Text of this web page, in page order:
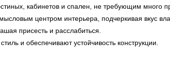
кабинетов и спален, не требующим много
центром интерьера, подчеркивая вкус
присесть и расслабиться.
и обеспечивают устойчивость конструкции.